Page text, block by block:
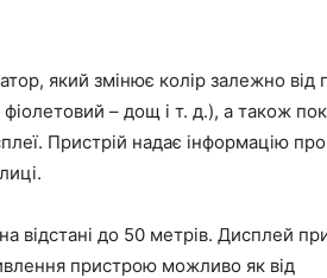
який змінює колір залежно від
– дощ і т. д.), а також
Пристрій надає інформацію
відстані до 50 метрів. Дисплей
пристрою можливо як від